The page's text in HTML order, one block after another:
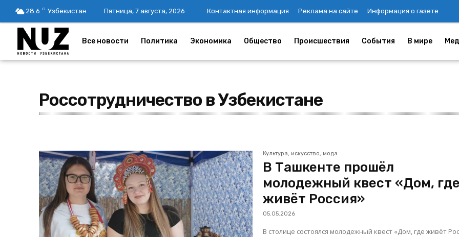
28.6 C Узбекистан Пятница, 7 августа, 2026 Контактная информация Реклама на сайте Информация о газете
Все новости Политика Экономика Общество Происшествия События В мире
Россотрудничество в Узбекистане
Культура, искусство, мода
В Ташкенте прошёл
молодежный квест «Дом, где
живёт Россия»
05.05.2026
В столице состоялся молодежный квест «Дом, где живёт